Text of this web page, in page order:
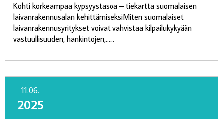
Kohti korkeampaa kypsyystasoa – tiekartta suomalaisen
laivanrakennusalan kehittämiseksiMiten suomalaiset
laivanrakennusyritykset voivat vahvistaa kilpailukykyään
vastuullisuuden, hankintojen,......
11.06.
2025